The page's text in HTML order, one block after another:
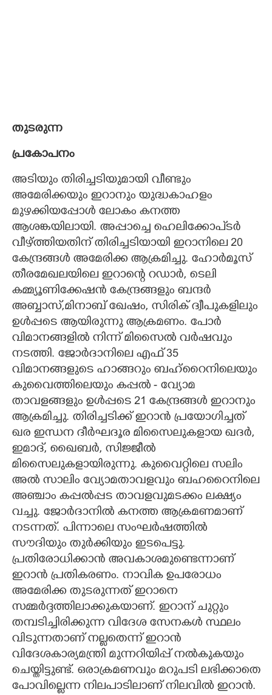
തുടരുന്ന
പ്രകോപനം
അടിയും തിരിച്ചടിയുമായി വീണ്ടും
അമേരിക്കയും ഇറാനും യുദ്ധകാഹളം
മുഴക്കിയപ്പോൾ ലോകം കനത്ത
ആശങ്കയിലായി. അപ്പാച്ചെ ഹെലിക്കോപ്ടർ
വീഴ്ത്തിയതിന് തിരിച്ചടിയായി ഇറാനിലെ 20
കേന്ദ്രങ്ങൾ അമേരിക്ക ആക്രമിച്ചു. ഹോർമൂസ്
തീരമേഖലയിലെ ഇറാന്റെ റഡാർ, ടെലി
കമ്മ്യൂണിക്കേഷൻ കേന്ദ്രങ്ങളും ബന്ദർ
അബ്ബാസ്,മിനാബ് ഖേഷം, സിരിക് ദ്വീപുകളിലും
ഉൾപ്പടെ ആയിരുന്നു ആക്രമണം. പോർ
വിമാനങ്ങളിൽ നിന്ന് മിസൈൽ വർഷവും
നടത്തി. ജോർദാനിലെ എഫ് 35
വിമാനങ്ങളുടെ ഹാങ്ങറും ബഹ്റൈനിലെയും
കുവൈത്തിലെയും കപ്പൽ - വ്യോമ
താവളങ്ങളും ഉൾപ്പടെ 21 കേന്ദ്രങ്ങൾ ഇറാനും
ആക്രമിച്ചു. തിരിച്ചടിക്ക് ഇറാൻ പ്രയോഗിച്ചത്
ഖര ഇന്ധന ദീർഘദൂര മിസൈലുകളായ ഖദർ,
ഇമാദ്, ഖൈബർ, സിജ്ജീൽ
മിസൈലുകളായിരുന്നു. കുവൈറ്റിലെ സലിം
അൽ സാലിം വ്യോമതാവളവും ബഹറൈനിലെ
അഞ്ചാം കപ്പൽപ്പട താവളവുമടക്കം ലക്ഷ്യം
വച്ചു. ജോർദാനിൽ കനത്ത ആക്രമണമാണ്
നടന്നത്. പിന്നാലെ സംഘർഷത്തിൽ
സൗദിയും തുർക്കിയും ഇടപെട്ടു.
പ്രതിരോധിക്കാൻ അവകാശമുണ്ടെന്നാണ്
ഇറാൻ പ്രതികരണം. നാവിക ഉപരോധം
അമേരിക്ക തുടരുന്നത് ഇറാനെ
സമ്മർദ്ദത്തിലാക്കുകയാണ്. ഇറാന് ചുറ്റും
തമ്പടിച്ചിരിക്കുന്ന വിദേശ സേനകൾ സ്ഥലം
വിടുന്നതാണ് നല്ലതെന്ന് ഇറാൻ
വിദേശകാര്യമന്ത്രി മുന്നറിയിപ്പ് നൽകുകയും
ചെയ്തിട്ടുണ്ട്. ഒരാക്രമണവും മറുപടി ലഭിക്കാതെ
പോവില്ലെന്ന നിലപാടിലാണ് നിലവിൽ ഇറാൻ.